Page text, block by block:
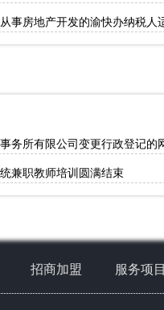
事房地产开发的渝快办纳税人
务所有限公司变更行政登记的
兼职教师培训圆满结束
招商加盟 服务项目